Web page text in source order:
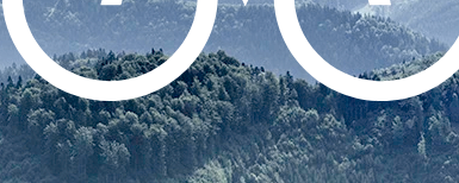
BLIKAČKA KNOG PLUS REAR -